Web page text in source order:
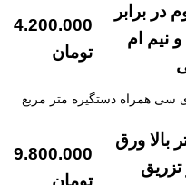
مقاوم در برابر
۱تا یک و نیم ام
4.200.000
تومان
سی همراه دستگیره متر مربع
ورق
۲ میل .میلگرد ۱۰ و تزریق
9.800.000
تومان